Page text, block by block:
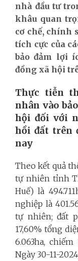
nhà đầu tư
khâu quan
cơ chế, chính
tích cực của
bảo đảm lợi
đồng xã hội
Thực tiễn
nhân vào
hội đối với
hồi đất trên
nay
Theo kết quả
tự nhiên tỉnh
Huế) là
nghiệp là
tự nhiên; đất
17,60% tổng
6.063ha,
Ngày 30-11-